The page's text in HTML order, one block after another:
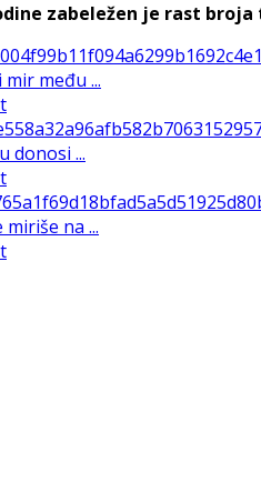
zabeležen je rast
među ...
donosi ...
na ...